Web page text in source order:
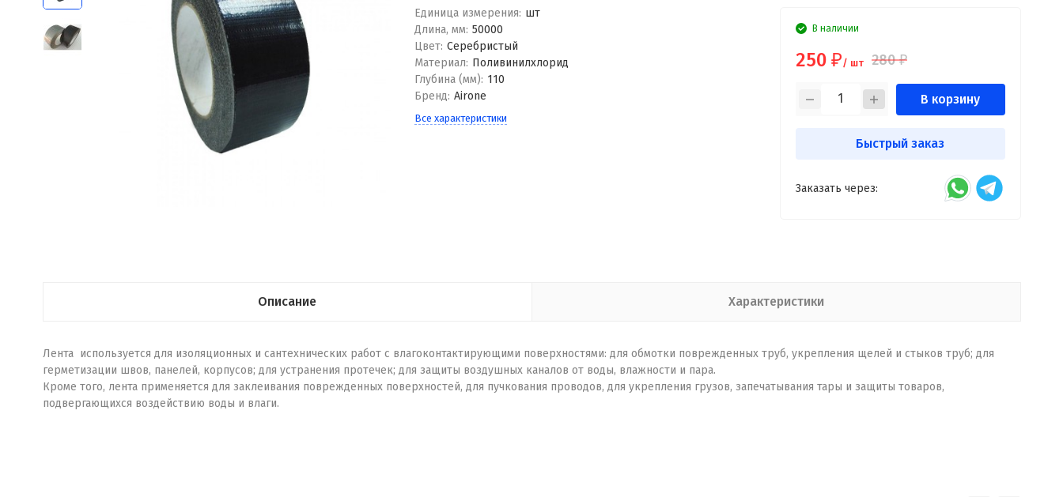
Единица измерения: шт
Длина, мм: 50000
Цвет: Серебристый
Материал: Поливинилхлорид
Глубина (мм): 110
Бренд: Airone
Все характеристики
В наличии
250 ₽/ шт 280₽
В корзину
Быстрый заказ
Заказать через:
Описание Характеристики
Лента используется для изоляционных и сантехнических работ с влагоконтактирующими поверхностями: для обмотки поврежденных труб, укрепления щелей и стыков труб; для
герметизации швов, панелей, корпусов; для устранения протечек; для защиты воздушных каналов от воды, влажности и пара.
Кроме того, лента применяется для заклеивания поврежденных поверхностей, для пучкования проводов, для укрепления грузов, запечатывания тары и защиты товаров,
подвергающихся воздействию воды и влаги.